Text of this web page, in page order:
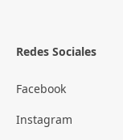
Redes Sociales
Facebook
Instagram